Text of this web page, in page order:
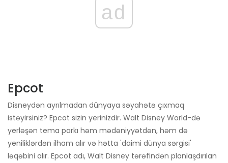
ad
Epcot
Disneydən ayrılmadan dünyaya səyahətə çıxmaq
istəyirsiniz? Epcot sizin yerinizdir. Walt Disney World-də
yerləşən tema parkı həm mədəniyyətdən, həm də
yeniliklərdən ilham alır və hətta 'daimi dünya sərgisi'
ləqəbini alır. Epcot adı, Walt Disney tərəfindən planlaşdırılan